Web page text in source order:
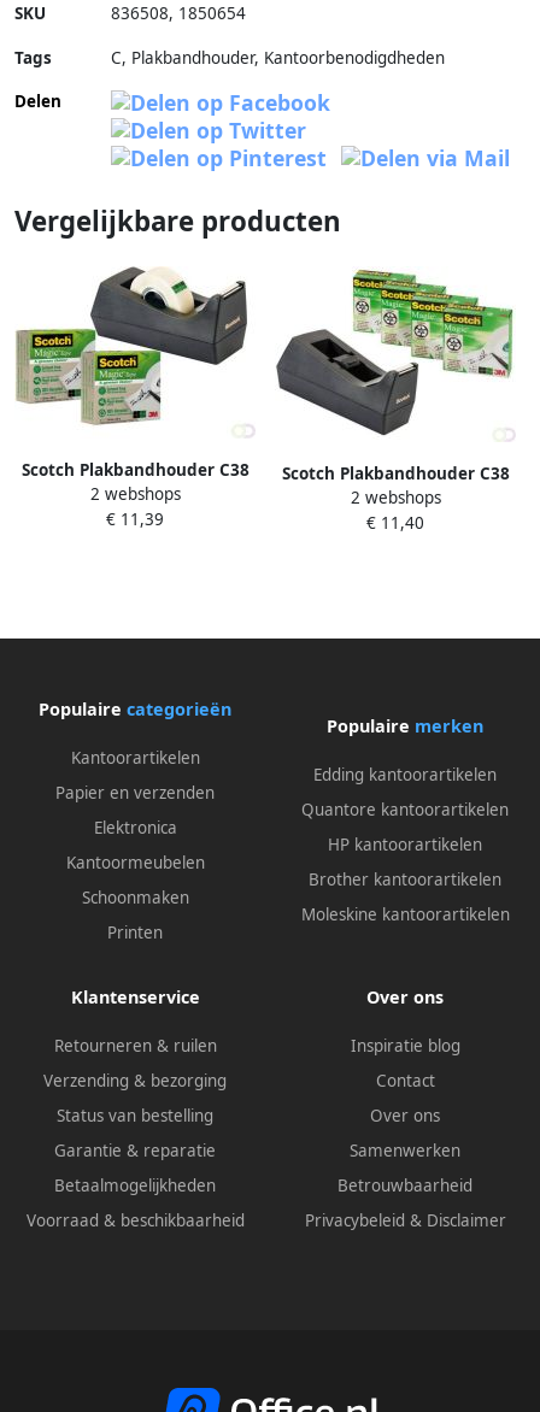
SKU 836508, 1850654
Tags
C, Plakbandhouder, Kantoorbenodigdheden
Delen
Vergelijkbare producten
Scotch Plakbandhouder C38
recycled zwart + 3rol magic
tape 900 19mmx33m
2 webshops
€ 11,39
Scotch Plakbandhouder C38
zwart + 4 rollen magic tape
19mmx33m
2 webshops
€ 11,40
Populaire categorieën
Kantoorartikelen
Papier en verzenden
Elektronica
Kantoormeubelen
Schoonmaken
Printen
Populaire merken
Edding kantoorartikelen
Quantore kantoorartikelen
HP kantoorartikelen
Brother kantoorartikelen
Moleskine kantoorartikelen
Klantenservice
Retourneren & ruilen
Verzending & bezorging
Status van bestelling
Garantie & reparatie
Betaalmogelijkheden
Voorraad & beschikbaarheid
Over ons
Inspiratie blog
Contact
Over ons
Samenwerken
Betrouwbaarheid
Privacybeleid & Disclaimer